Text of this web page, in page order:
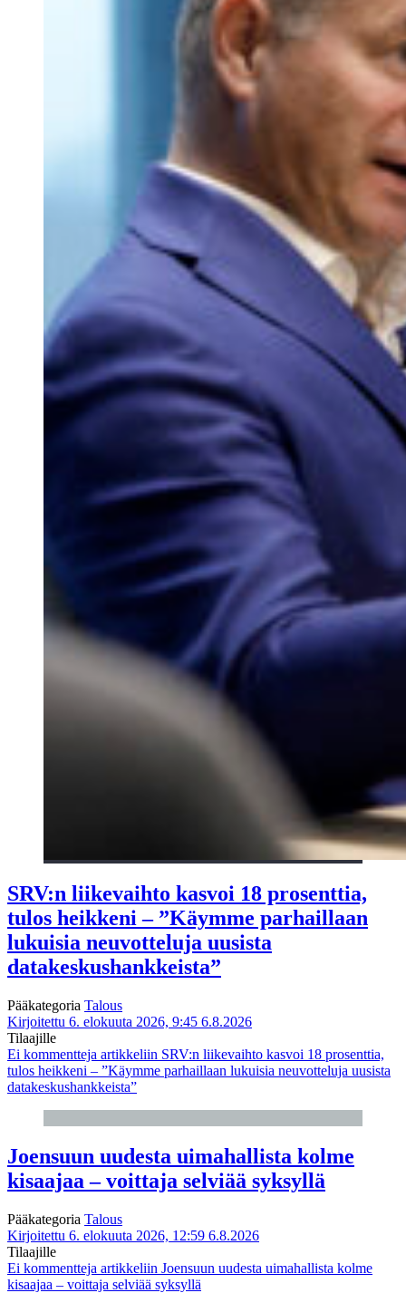
SRV:n liikevaihto kasvoi 18 prosenttia,
tulos heikkeni – ”Käymme parhaillaan
lukuisia neuvotteluja uusista
datakeskushankkeista”
Pääkategoria Talous
Kirjoitettu 6. elokuuta 2026, 9:45 6.8.2026
Tilaajille
Ei kommentteja artikkeliin SRV:n liikevaihto kasvoi 18 prosenttia,
tulos heikkeni – ”Käymme parhaillaan lukuisia neuvotteluja uusista
datakeskushankkeista”
Joensuun uudesta uimahallista kolme
kisaajaa – voittaja selviää syksyllä
Pääkategoria Talous
Kirjoitettu 6. elokuuta 2026, 12:59 6.8.2026
Tilaajille
Ei kommentteja artikkeliin Joensuun uudesta uimahallista kolme
kisaajaa – voittaja selviää syksyllä